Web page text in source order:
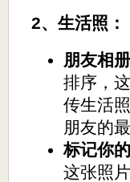
2、生活照：
朋友相册
排序，
传生活
朋友的
标记你
这张照